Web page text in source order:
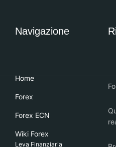
Navigazione
Home
Forex
Forex ECN
Wiki Forex
Leva Finanziaria